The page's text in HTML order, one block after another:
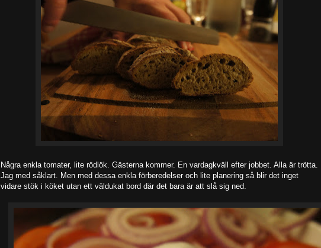
Några enkla tomater, lite rödlök. Gästerna kommer. En vardagkväll efter jobbet. Alla är trötta.
Jag med såklart. Men med dessa enkla förberedelser och lite planering så blir det inget
vidare stök i köket utan ett väldukat bord där det bara är att slå sig ned.